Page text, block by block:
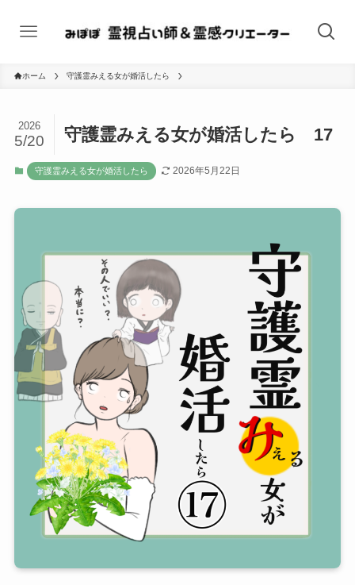
ホーム 守護霊みえる女が婚活したら
守護霊みえる女が婚活したら 17
2026
5/20
守護霊みえる女が婚活したら 2026年5月22日